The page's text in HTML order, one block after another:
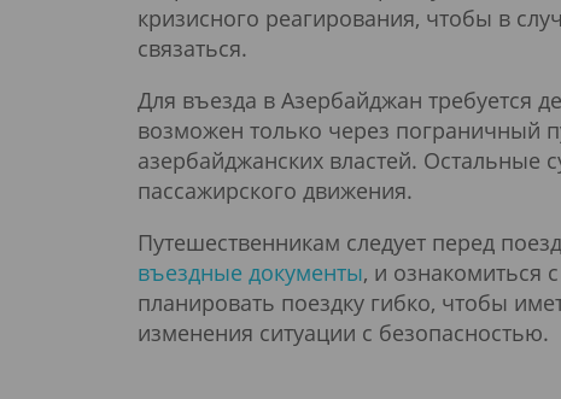
кризисного реагирования, чтобы в
связаться.
Для въезда в Азербайджан требуется
возможен только через пограничный
азербайджанских властей. Остальные
пассажирского движения.
Путешественникам следует перед
въездные документы, и ознакомиться
планировать поездку гибко, чтобы
изменения ситуации с безопасностью.